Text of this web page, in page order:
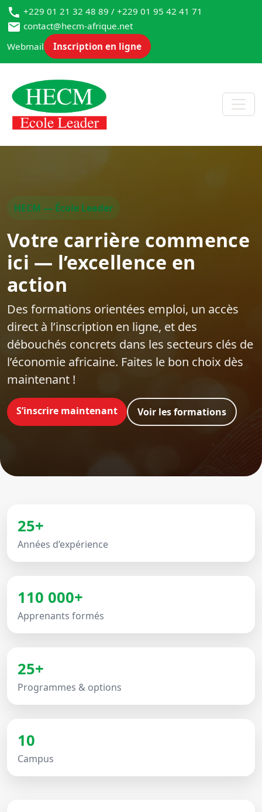
+229 01 21 32 48 89 / +229 01 95 42 41 71
contact@hecm-afrique.net
Webmail
Inscription en ligne
HECM — École Leader
Votre carrière commence
ici — l’excellence en
action
Des formations orientées emploi‍, un accès
direct à l’inscription en ligne, et des
débouchés concrets dans les secteurs clés de
l’économie africaine. Faites le bon choix dès
maintenant !
S’inscrire maintenant Voir les formations
25+
Années d’expérience
110 000+
Apprenants formés
25+
Programmes & options
10
Campus